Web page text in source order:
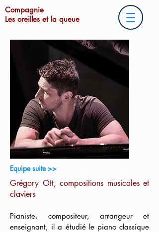
Compagnie
Les oreilles et la queue
Equipe suite >>
Grégory Ott, compositions musicales et
claviers
Pianiste, compositeur, arrangeur et
enseignant, il a étudié le piano classique